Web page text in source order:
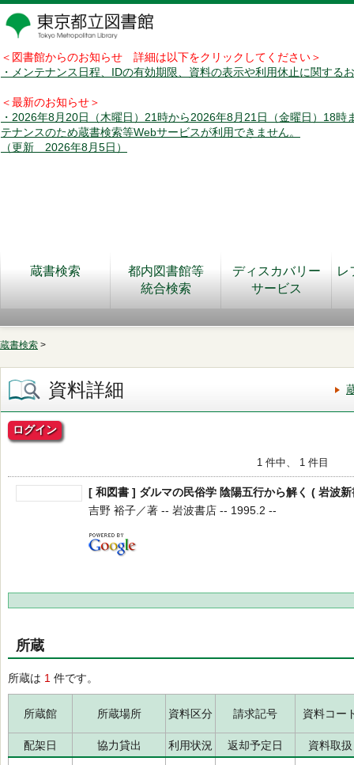
＜図書館からのお知らせ 詳細は以下をクリックしてください＞
・メンテナンス日程、IDの有効期限、資料の表示や利用休止に関する
＜最新のお知らせ＞
・2026年8月20日（木曜日）21時から2026年8月21日（金曜日）18時
テナンスのため蔵書検索等Webサービスが利用できません。
（更新 2026年8月5日）
蔵書検索
都内図書館等
統合検索
ディスカバリー
サービス
レ
蔵書検索 >
資料詳細
ログイン
1 件中、 1 件目
[ 和図書 ] ダルマの民俗学 陰陽五行から解く ( 岩波
吉野 裕子／著 -- 岩波書店 -- 1995.2 --
所蔵
所蔵は 1 件です。
所蔵館 所蔵場所 資料区分 請求記号 資料コー
配架日 協力貸出 利用状況 返却予定日 資料取扱